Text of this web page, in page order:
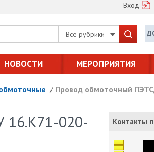
Вход
Все рубрики
НОВОСТИ МЕРОПРИЯТИЯ
/ Провод обмоточный
16.К71-020-
Контакты